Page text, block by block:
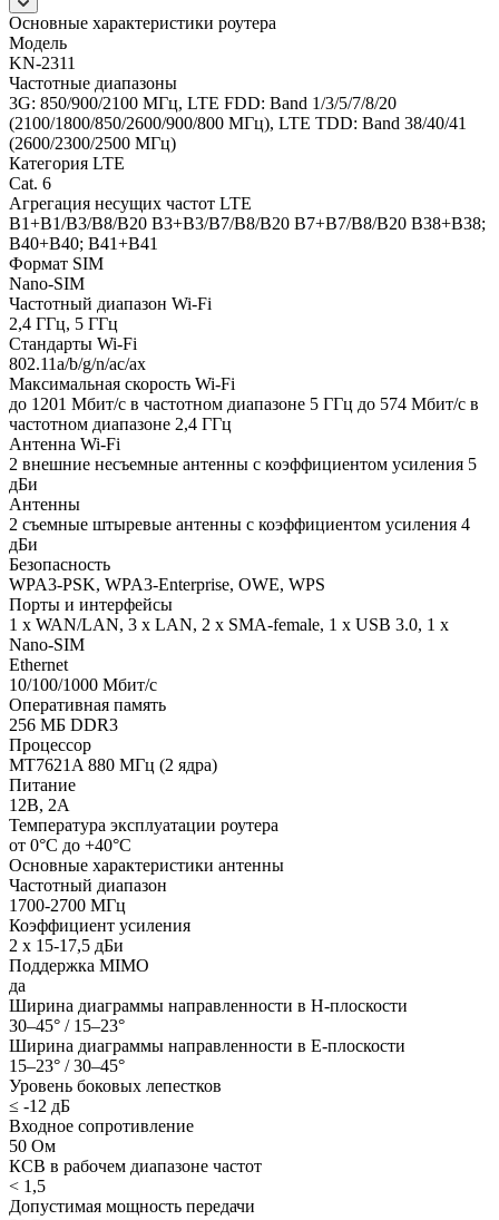
Основные характеристики роутера
Модель
KN-2311
Частотные диапазоны
3G: 850/900/2100 МГц, LTE FDD: Band 1/3/5/7/8/20
(2100/1800/850/2600/900/800 МГц), LTE TDD: Band 38/40/41
(2600/2300/2500 МГц)
Категория LTE
Cat. 6
Агрегация несущих частот LTE
B1+B1/B3/B8/B20 B3+B3/B7/B8/B20 B7+B7/B8/B20 B38+B38;
B40+B40; B41+B41
Формат SIM
Nano-SIM
Частотный диапазон Wi-Fi
2,4 ГГц, 5 ГГц
Стандарты Wi-Fi
802.11a/b/g/n/ac/ax
Максимальная скорость Wi-Fi
до 1201 Мбит/с в частотном диапазоне 5 ГГц до 574 Мбит/с в
частотном диапазоне 2,4 ГГц
Антенна Wi-Fi
2 внешние несъемные антенны с коэффициентом усиления 5
дБи
Антенны
2 съемные штыревые антенны с коэффициентом усиления 4
дБи
Безопасность
WPA3-PSK, WPA3-Enterprise, OWE, WPS
Порты и интерфейсы
1 x WAN/LAN, 3 x LAN, 2 x SMA-female, 1 x USB 3.0, 1 x
Nano-SIM
Ethernet
10/100/1000 Мбит/с
Оперативная память
256 МБ DDR3
Процессор
MT7621A 880 МГц (2 ядра)
Питание
12В, 2А
Температура эксплуатации роутера
от 0°С до +40°С
Основные характеристики антенны
Частотный диапазон
1700-2700 МГц
Коэффициент усиления
2 x 15-17,5 дБи
Поддержка MIMO
да
Ширина диаграммы направленности в H-плоскости
30–45° / 15–23°
Ширина диаграммы направленности в E-плоскости
15–23° / 30–45°
Уровень боковых лепестков
≤ -12 дБ
Входное сопротивление
50 Ом
КСВ в рабочем диапазоне частот
< 1,5
Допустимая мощность передачи